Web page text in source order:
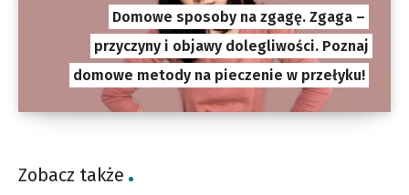
Domowe sposoby na zgagę. Zgaga –
przyczyny i objawy dolegliwości. Poznaj
domowe metody na pieczenie w przełyku!
Zobacz także